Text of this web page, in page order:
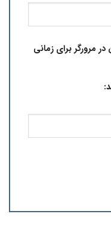
مرورگر برای زمانی